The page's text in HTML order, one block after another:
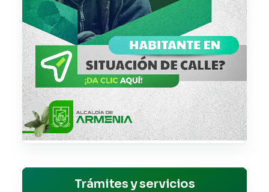
Trámites y servicios